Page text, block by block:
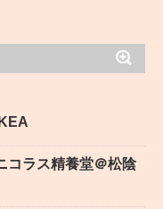
コラス精養堂＠松陰